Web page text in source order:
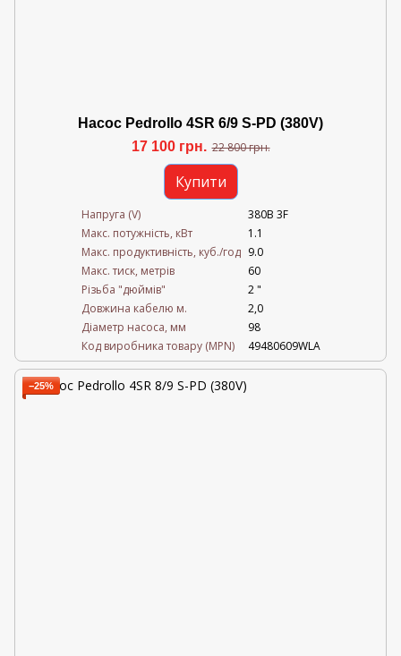
Насос Pedrollo 4SR 6/9 S-PD (380V)
17 100 грн. 22 800 грн.
Купити
Напруга (V)
380В 3F
Mакс. потужність, кВт
1.1
Mакс. продуктивність, куб./год 9.0
Maкс. тиск, метрів
60
Різьба "дюймів"
2 "
Довжина кабелю м.
2,0
Діаметр насоса, мм
98
Код виробника товару (MPN)
49480609WLA
−25%